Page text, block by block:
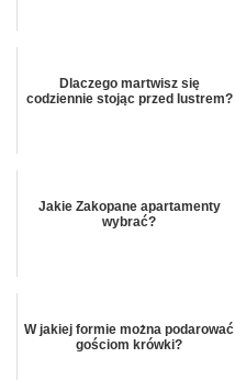
Dlaczego martwisz się
codziennie stojąc przed lustrem?
Jakie Zakopane apartamenty
wybrać?
W jakiej formie można podarować
gościom krówki?